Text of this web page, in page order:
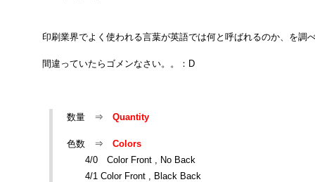
印刷業界でよく使われる言葉が英語では何と呼ばれるのか、を調
間違っていたらゴメンなさい。。：D
数量 ⇒ Quantity
色数 ⇒ Colors
4/0 Color Front , No Back
4/1 Color Front , Black Back